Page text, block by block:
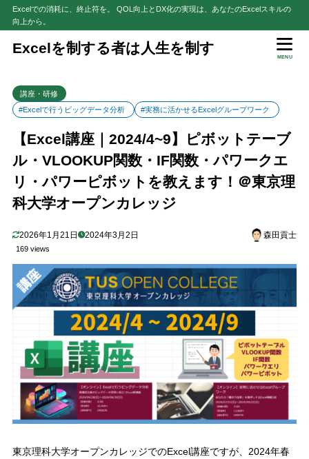
Excelでの消耗に、終止符を。 QOL向上とDX化の実現は、あなたのExcelスキルの
向上から。
Excelを制する者は人生を制す
MENU
講座・研修
#Excelで行うビッグデータ分析
#実務に活かせるExcelグループワーク
【Excel講座｜2024/4~9】ピボットテーブ
ル・VLOOKUP関数・IF関数・パワークエ
リ・パワーピボットを教えます！＠東京理
科大学オープンカレッジ
2026年1月21日 2024年3月2日 森田貢士
169 views
東京理科大学オープンカレッジでのExcel講座ですが、 2024年春
目次
1.1 受講者の声
1.2 概要
1.3 講座スケジュール
1.4 お申込みはこちらから
2 Excelで行うビッグデータ分析
2.1 受講者の声
2.3
お申込みはこちらから
3 さいごに